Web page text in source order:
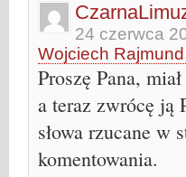
24 czerwca
Wojciech
Proszę Pana,
a teraz zwrócę ją
słowa rzucane w
komentowania.